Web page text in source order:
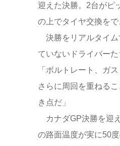
迎えた決勝。2台がピ
の上でタイヤ交換をで
決勝をリアルタイム
ていないドライバーた
「ボルトレート、ガ
さらに周回を重ねる
き点だ」
カナダGP決勝を迎
の路面温度が実に50